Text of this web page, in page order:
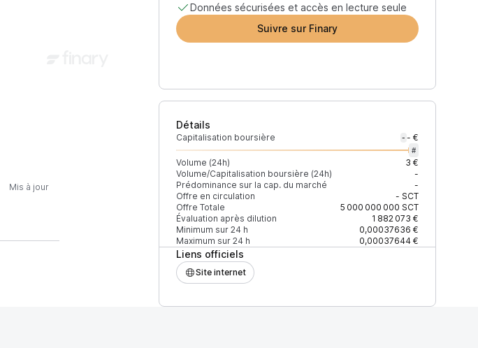
Données sécurisées et accès en lecture seule
Suivre sur Finary
Détails
Capitalisation boursière - - €
#
Volume (24h)
3 €
Volume/Capitalisation boursière (24h)
-
Prédominance sur la cap. du marché
-
Offre en circulation
- SCT
Offre Totale
5 000 000 000 SCT
Évaluation après dilution
1 882 073 €
Minimum sur 24 h
0,00037636 €
Maximum sur 24 h
0,00037644 €
Liens officiels
Site internet
Mis à jour